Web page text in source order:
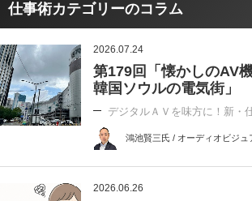
仕事術カテゴリーのコラム
2026.07.24
第179回「懐かしのAV
韓国ソウルの電気街」
デジタルＡＶを味方に！新・
鴻池賢三氏 / オーディオビジ
2026.06.26